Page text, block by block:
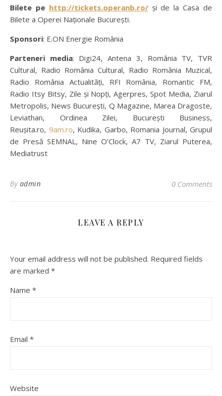
Bilete pe http://tickets.operanb.ro/și de la Casa de
Bilete a Operei Naționale București.
Sponsori: E.ON Energie România
Parteneri media: Digi24, Antena 3, România TV, TVR
Cultural, Radio România Cultural, Radio România Muzical,
Radio România Actualități, RFI România, Romantic FM,
Radio Itsy Bitsy, Zile și Nopți, Agerpres, Spot Media, Ziarul
Metropolis, News București, Q Magazine, Marea Dragoste,
Leviathan, Ordinea Zilei, București Business,
Reușita.ro, 9am.ro, Kudika, Garbo, Romania Journal, Grupul
de Presă SEMNAL, Nine O’Clock, A7 TV, Ziarul Puterea,
Mediatrust
By admin 0 Comments
LEAVE A REPLY
Your email address will not be published. Required fields
are marked *
Name *
Email *
Website